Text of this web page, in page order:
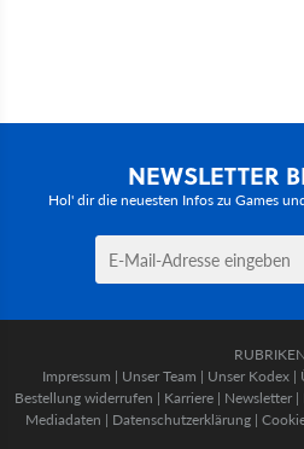
NEWSLETTER
Hol' dir die neuesten Infos zu Games
RUBRIKEN
Impressum | Unser Team | Unser Kodex |
Bestellung widerrufen | Karriere | Newsletter |
Mediadaten | Datenschutzerklärung |